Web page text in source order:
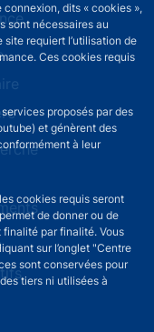
dits « cookies »,
sont nécessaires au
requiert l’utilisation de
Ces cookies requis
proposés par des
et génèrent des
à leur
cookies requis seront
de donner ou de
par finalité. Vous
sur l’onglet "Centre
sont conservées pour
tiers ni utilisées à